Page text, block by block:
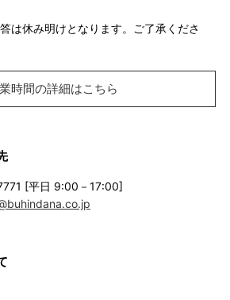
は休み明けとなります。ご了承くださ
時間の詳細はこちら
[平日 9:00－17:00]